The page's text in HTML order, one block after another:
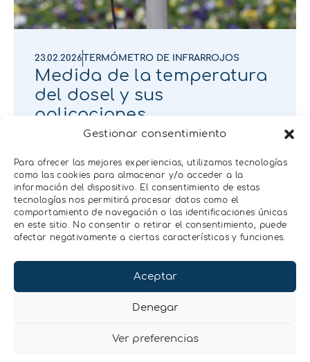
Gestionar consentimiento
Para ofrecer las mejores experiencias, utilizamos tecnologías
como las cookies para almacenar y/o acceder a la
información del dispositivo. El consentimiento de estas
tecnologías nos permitirá procesar datos como el
comportamiento de navegación o las identificaciones únicas
en este sitio. No consentir o retirar el consentimiento, puede
afectar negativamente a ciertas características y funciones.
Aceptar
Denegar
Ver preferencias
23.02.2026 TERMÓMETRO DE INFRARROJOS
Medida de la temperatura
del dosel y sus
aplicaciones